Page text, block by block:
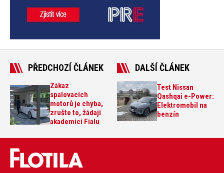
PŘEDCHOZÍ ČLÁNEK
Zákaz
spalovacích
motorů je chyba,
zrušte to, žádají
akademici Fialu
DALŠÍ ČLÁNEK
Test Nissan
Qashqai e-Power:
Elektromobil na
benzín